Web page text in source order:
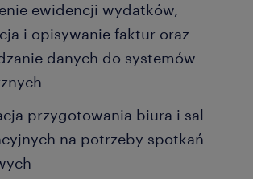
ewidencji wydatków,
i opisywanie faktur oraz
danych do systemów
przygotowania biura i sal
na potrzeby spotkań